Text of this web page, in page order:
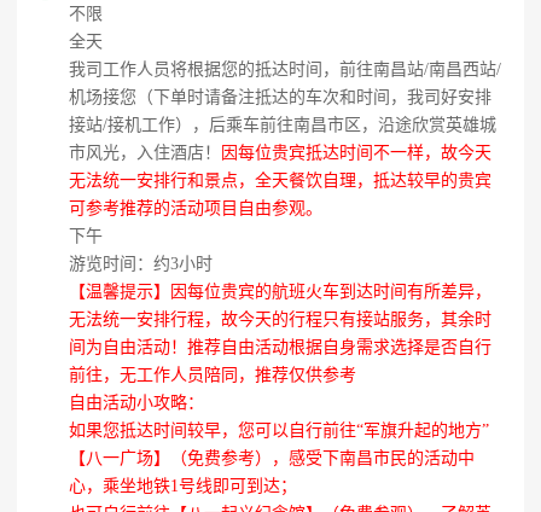
不限
全天
我司工作人员将根据您的抵达时间，前往南昌站/南昌西站/
机场接您（下单时请备注抵达的车次和时间，我司好安排
接站/接机工作），后乘车前往南昌市区，沿途欣赏英雄城
市风光，入住酒店！
因每位贵宾抵达时间不一样，故今天
无法统一安排行和景点，全天餐饮自理，抵达较早的贵宾
可参考推荐的活动项目自由参观。
下午
游览时间：约3小时
【温馨提示】因每位贵宾的航班火车到达时间有所差异，
无法统一安排行程，故今天的行程只有接站服务，其余时
间为自由活动！推荐自由活动根据自身需求选择是否自行
前往，无工作人员陪同，推荐仅供参考
自由活动小攻略：
如果您抵达时间较早，您可以自行前往“军旗升起的地方”
【八一广场】（免费参考），感受下南昌市民的活动中
心，乘坐地铁1号线即可到达；